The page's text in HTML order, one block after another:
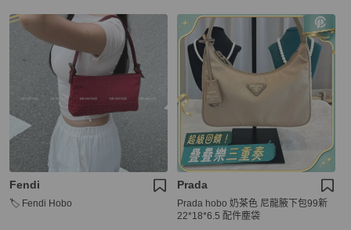
Fendi
🏷️ Fendi Hobo
Prada
Prada hobo 奶茶色 尼龍腋下包99新
22*18*6.5 配件塵袋